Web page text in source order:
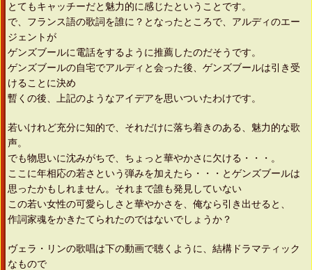
とてもキャッチーだと魅力的に感じたということです。
で、フランス語の歌詞を誰に？となったところで、アルディのエー
ジェントが
ゲンズブールに電話をするように推薦したのだそうです。
ゲンズブールの自宅でアルディと会った後、ゲンズブールは引き受
けることに決め
暫くの後、上記のようなアイデアを思いついたわけです。
若いけれど充分に知的で、それだけに落ち着きのある、魅力的な歌
声。
でも物思いに沈みがちで、ちょっと華やかさに欠ける・・・。
ここに年相応の若さという弾みを加えたら・・・とゲンズブールは
思ったかもしれません。それまで誰も発見していない
この若い女性の可愛らしさと華やかさを、俺なら引き出せると、
作詞家魂をかきたてられたのではないでしょうか？
ヴェラ・リンの歌唱は下の動画で聴くように、結構ドラマティック
なもので